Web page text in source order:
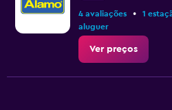
4 avaliações •
1
aluguer
Ver preços